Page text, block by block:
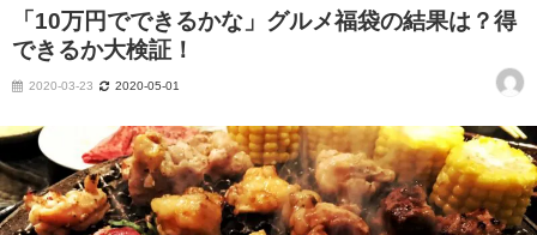
「10万円でできるかな」グルメ福袋の結果は？得
できるか大検証！
2020-03-23 2020-05-01